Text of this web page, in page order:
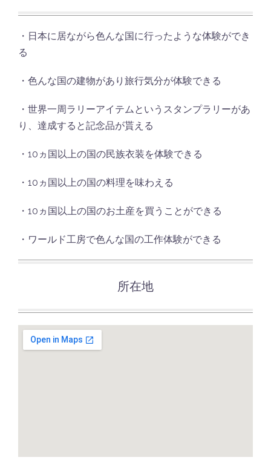
・日本に居ながら色んな国に行ったような体験ができ
る
・色んな国の建物があり旅行気分が体験できる
・世界一周ラリーアイテムというスタンプラリーがあ
り、達成すると記念品が貰える
・10ヵ国以上の国の民族衣装を体験できる
・10ヵ国以上の国の料理を味わえる
・10ヵ国以上の国のお土産を買うことができる
・ワールド工房で色んな国の工作体験ができる
所在地